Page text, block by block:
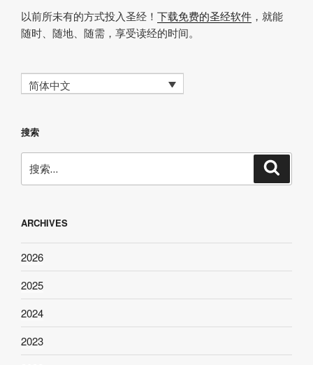
以前所未有的方式投入圣经！ 下载免费的圣经软件 ，就能
随时、随地、随需，享受读经的时间。
简体中文
搜索
索：
ARCHIVES
2026
2025
2024
2023